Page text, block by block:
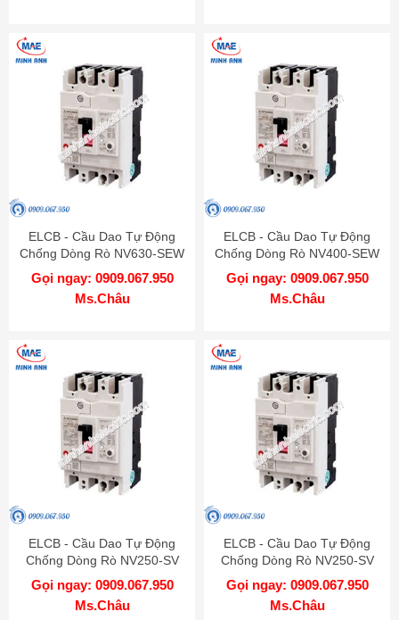
ELCB - Cầu Dao Tự Động
Chống Dòng Rò NV630-SEW
4P 630A 50kA 1.2.500mA TD
MITSUBISHI
Gọi ngay: 0909.067.950
Ms.Châu
ELCB - Cầu Dao Tự Động
Chống Dòng Rò NV400-SEW
4P 400A 50kA 1.2.500mA TD
MITSUBISHI
Gọi ngay: 0909.067.950
Ms.Châu
ELCB - Cầu Dao Tự Động
Chống Dòng Rò NV250-SV
4P 250A 36kA 1.2.500mA TD
MITSUBISHI
Gọi ngay: 0909.067.950
Ms.Châu
ELCB - Cầu Dao Tự Động
Chống Dòng Rò NV250-SV
4P 225A 36kA 1.2.500mA TD
MITSUBISHI
Gọi ngay: 0909.067.950
Ms.Châu